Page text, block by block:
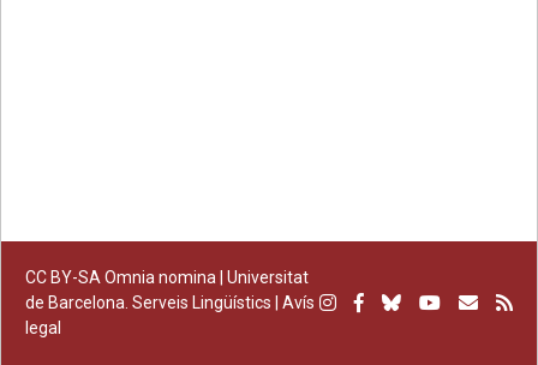
CC BY-SA Omnia nomina | Universitat
de Barcelona. Serveis Lingüístics
Avís
legal
Instagram
Facebook
BlueskyYoutube